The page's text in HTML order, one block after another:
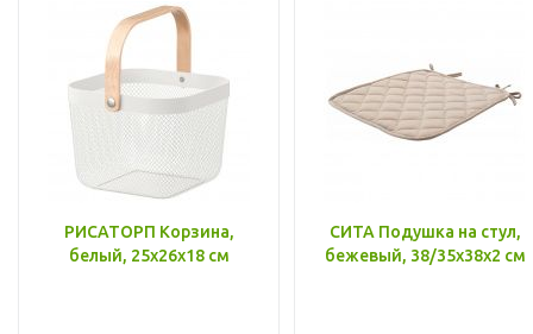
РИСАТОРП Корзина,
белый, 25x26x18 см
СИТА Подушка на стул,
бежевый, 38/35x38x2 см